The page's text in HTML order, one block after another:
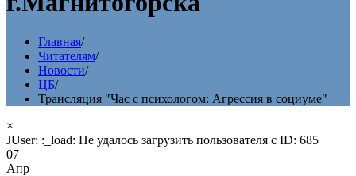
Главная/
Читателям/
Новости/
ЦБ/
Трансляция "Час с психологом: Агрессия в социуме"
×
JUser: :_load: Не удалось загрузить пользователя с ID: 685
07
Апр